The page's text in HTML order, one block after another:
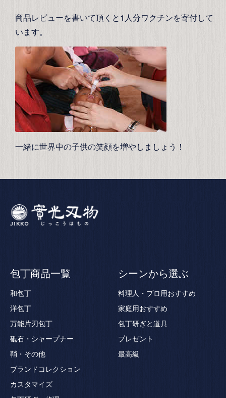
商品レビューを書いて頂くと1人分ワクチンを寄付して
います。
一緒に世界中の子供の笑顔を増やしましょう！
包丁商品一覧
和包丁
洋包丁
万能片刃包丁
砥石・シャープナー
鞘・その他
ブランドコレクション
カスタマイズ
シーンから選ぶ
料理人・プロ用おすすめ
家庭用おすすめ
包丁研ぎと道具
プレゼント
最高級